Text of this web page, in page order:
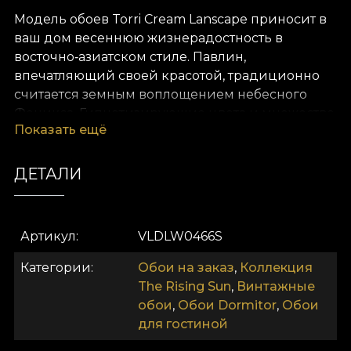
Модель обоев Torri Cream Lanscape приносит в
ваш дом весеннюю жизнерадостность в
восточно‑азиатском стиле. Павлин,
впечатляющий своей красотой, традиционно
считается земным воплощением небесного
Феникса. Гипнотизирующие цвета и множество
«глаз» на хвосте в восточном искусстве
мотивами, арка Torri символически обозначает
любовью. Тщательно подобранная палитра с
контрастными, ангельскими оттенками и
пыльно‑кремовый фон дарят ощущение покоя,
простоты и чистоты. Это излучает грацию и
утончённость. Растительность и павлины легко
переплетаются в этом весеннем пейзаже и
Показать ещё
ДЕТАЛИ
Артикул VLDLW0466S
Категории Обои на заказ, Коллекция
The Rising Sun, Винтажные
обои, Обои Dormitor, Обои
для гостиной